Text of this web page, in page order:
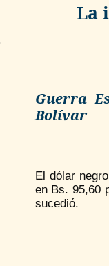
La
Guerra
Bolívar
El dólar
en Bs. 95,60
sucedió.